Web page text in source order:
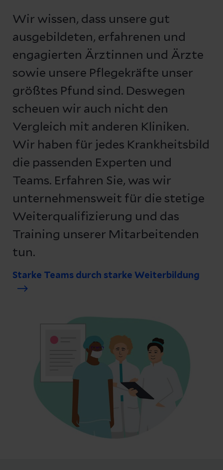
Wir wissen, dass unsere gut
ausgebildeten, erfahrenen und
engagierten Ärztinnen und Ärzte
sowie unsere Pflegekräfte unser
größtes Pfund sind. Deswegen
scheuen wir auch nicht den
Vergleich mit anderen Kliniken.
Wir haben für jedes Krankheitsbild
die passenden Experten und
Teams. Erfahren Sie, was wir
unternehmensweit für die stetige
Weiterqualifizierung und das
Training unserer Mitarbeitenden
tun.
Starke Teams durch starke Weiterbildung